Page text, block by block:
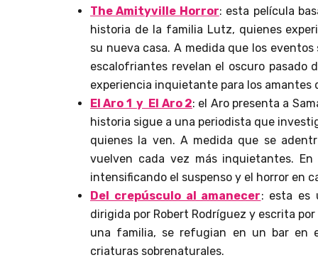
The Amityville Horror: esta película
historia de la familia Lutz, quienes
su nueva casa. A medida que los
escalofriantes revelan el oscuro pasado
experiencia inquietante para los amantes
El Aro 1 y El Aro 2: el Aro presenta a
historia sigue a una periodista que
quienes la ven. A medida que se
vuelven cada vez más inquietantes.
intensificando el suspenso y el horror en
Del crepúsculo al amanecer: esta es
dirigida por Robert Rodríguez y escrita
una familia, se refugian en un bar en
criaturas sobrenaturales.